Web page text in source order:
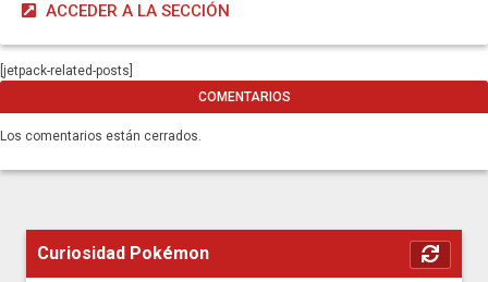
ACCEDER A LA SECCIÓN
[jetpack-related-posts]
COMENTARIOS
Los comentarios están cerrados.
Curiosidad Pokémon